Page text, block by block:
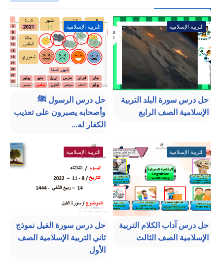
التربية الإسلامية
حل درس سورة البلد التربية
الإسلامية الصف الرابع
التربية الإسلامية
حل درس الرسول ﷺ
وأصحابه يصبرون على تعذيب
الكفار له...
التربية الإسلامية
حل درس آداب الكلام التربية
الإسلامية الصف الثالث
التربية الإسلامية
حل درس سورة الفيل نموذج
ثاني التربية الإسلامية الصف
الأول